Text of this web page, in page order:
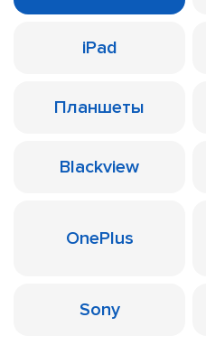
iPad
Планшеты
Blackview
OnePlus
Sony